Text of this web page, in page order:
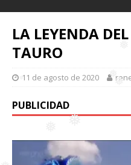
❅ ❅
❅
LA LEYENDA
TAURO
11 de agosto de 2020
PUBLICIDAD